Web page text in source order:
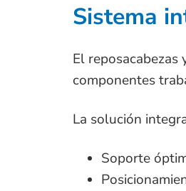
Sistema
El
componentes
La solución
Soporte